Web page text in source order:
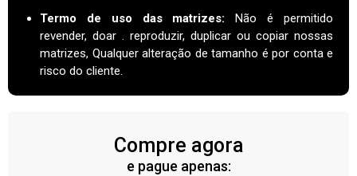
Termo de uso das matrizes:
Não é permitido
revender, doar . reproduzir, duplicar ou copiar nossas
matrizes, Qualquer alteração de tamanho é por conta e
risco do cliente.
Compre agora
e pague apenas: